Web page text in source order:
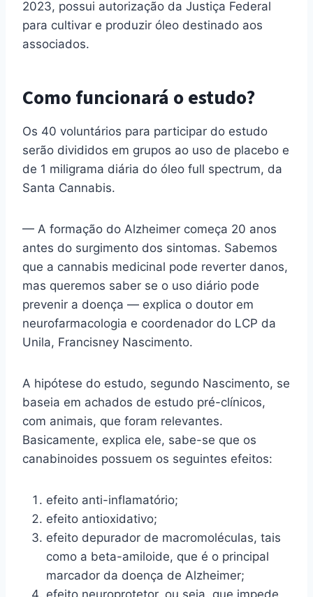
2023, possui autorização da Justiça Federal
para cultivar e produzir óleo destinado aos
associados.
Como funcionará o estudo?
Os 40 voluntários para participar do estudo
serão divididos em grupos ao uso de placebo e
de 1 miligrama diária do óleo full spectrum, da
Santa Cannabis.
— A formação do Alzheimer começa 20 anos
antes do surgimento dos sintomas. Sabemos
que a cannabis medicinal pode reverter danos,
mas queremos saber se o uso diário pode
prevenir a doença — explica o doutor em
neurofarmacologia e coordenador do LCP da
Unila, Francisney Nascimento.
A hipótese do estudo, segundo Nascimento, se
baseia em achados de estudo pré-clínicos,
com animais, que foram relevantes.
Basicamente, explica ele, sabe-se que os
canabinoides possuem os seguintes efeitos:
efeito anti-inflamatório;
efeito antioxidativo;
efeito depurador de macromoléculas, tais
como a beta-amiloide, que é o principal
marcador da doença de Alzheimer;